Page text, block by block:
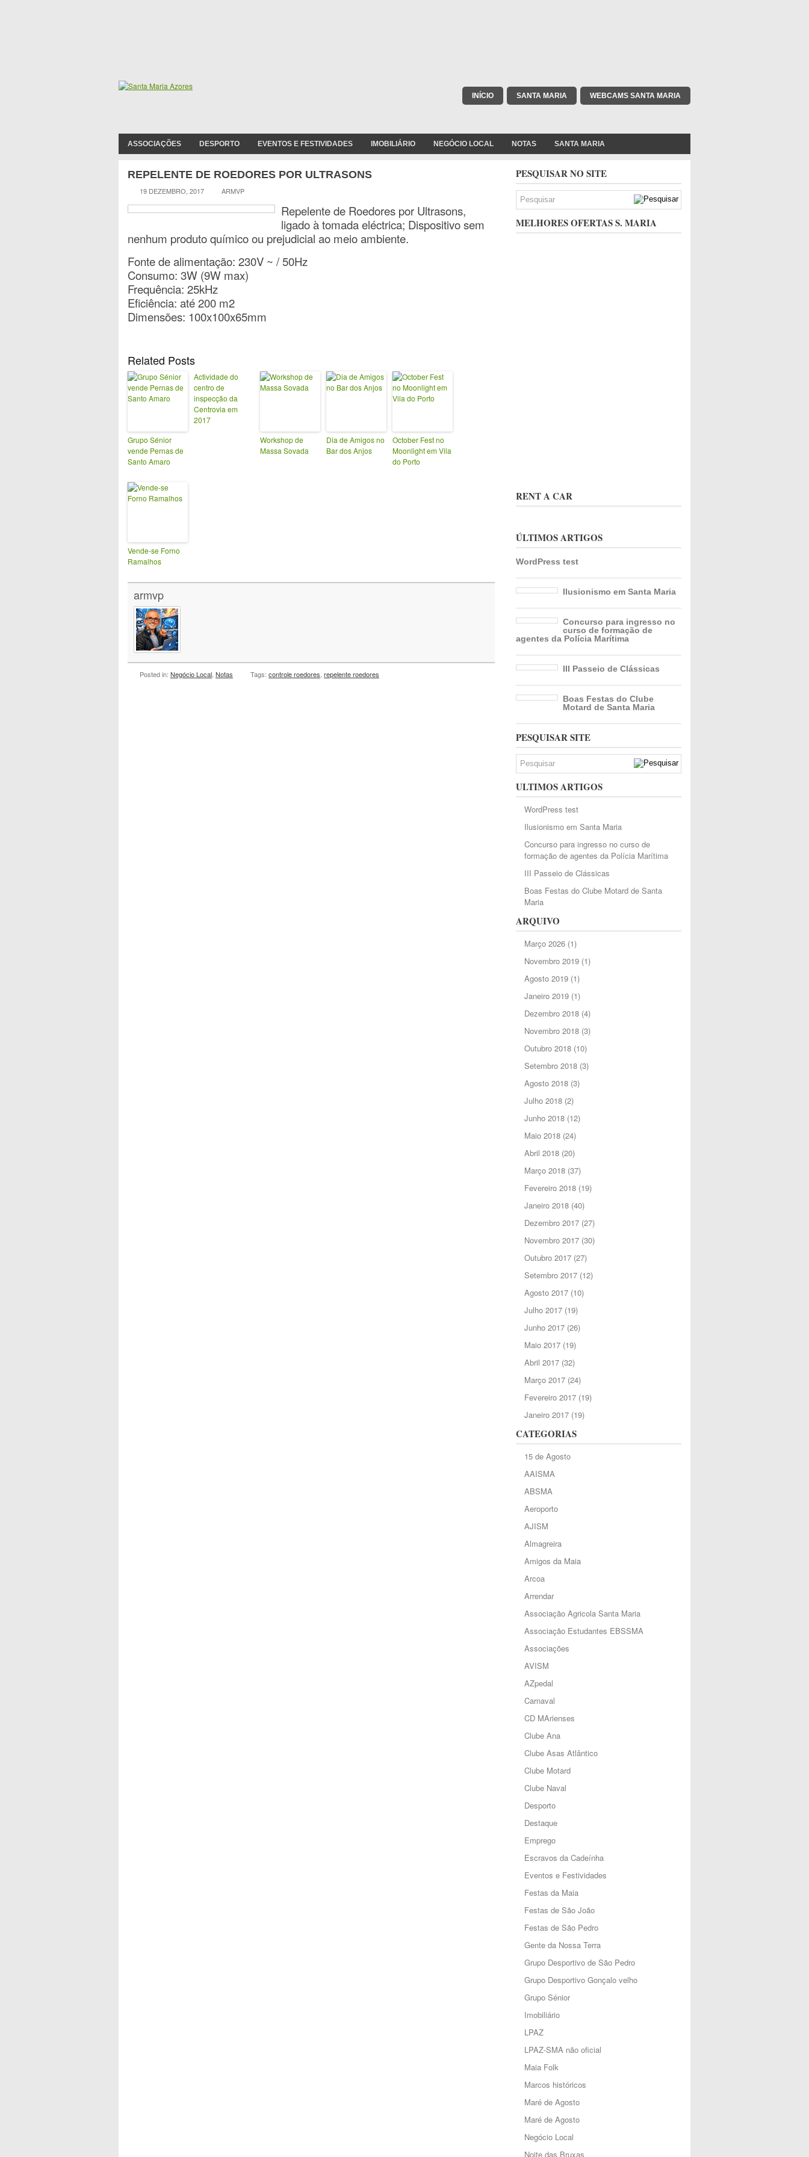
INÍCIO SANTA MARIA WEBCAMS SANTA MARIA
ASSOCIAÇÕES DESPORTO EVENTOS E FESTIVIDADES IMOBILIÁRIO NEGÓCIO LOCAL NOTAS SANTA MARIA
REPELENTE DE ROEDORES POR ULTRASONS
19 DEZEMBRO, 2017 ARMVP
Repelente de Roedores por Ultrasons,
ligado à tomada eléctrica; Dispositivo sem
nenhum produto químico ou prejudicial ao meio ambiente.
Fonte de alimentação: 230V ~ / 50Hz
Consumo: 3W (9W max)
Frequência: 25kHz
Eficiência: até 200 m2
Dimensões: 100x100x65mm
Related Posts
Grupo Sénior
vende Pernas de
Santo Amaro
Actividade do
centro de
inspecção da
Centrovia em
2017
Workshop de
Massa Sovada
Dia de Amigos no
Bar dos Anjos
October Fest no
Moonlight em Vila
do Porto
Vende-se Forno
Ramalhos
armvp
Posted in: Negócio Local Notas Tags: controle roedores repelente roedores
PESQUISAR NO SITE
MELHORES OFERTAS S. MARIA
RENT A CAR
ÚLTIMOS ARTIGOS
WordPress test
Ilusionismo em Santa Maria
Concurso para ingresso no
curso de formação de
agentes da Polícia Marítima
III Passeio de Clássicas
Boas Festas do Clube
Motard de Santa Maria
PESQUISAR SITE
ULTIMOS ARTIGOS
WordPress test
Ilusionismo em Santa Maria
Concurso para ingresso no curso de
formação de agentes da Polícia Marítima
III Passeio de Clássicas
Boas Festas do Clube Motard de Santa
Maria
ARQUIVO
Março 2026(1)
Novembro 2019(1)
Agosto 2019(1)
Janeiro 2019(1)
Dezembro 2018(4)
Novembro 2018(3)
Outubro 2018(10)
Setembro 2018(3)
Agosto 2018(3)
Julho 2018(2)
Junho 2018(12)
Maio 2018(24)
Abril 2018(20)
Março 2018(37)
Fevereiro 2018(19)
Janeiro 2018(40)
Dezembro 2017(27)
Novembro 2017(30)
Outubro 2017(27)
Setembro 2017(12)
Agosto 2017(10)
Julho 2017(19)
Junho 2017(26)
Maio 2017(19)
Abril 2017(32)
Março 2017(24)
Fevereiro 2017(19)
Janeiro 2017(19)
CATEGORIAS
15 de Agosto
AAISMA
ABSMA
Aeroporto
AJISM
Almagreira
Amigos da Maia
Arcoa
Arrendar
Associação Agricola Santa Maria
Associação Estudantes EBSSMA
Associações
AVISM
AZpedal
Carnaval
CD MArienses
Clube Ana
Clube Asas Atlântico
Clube Motard
Clube Naval
Desporto
Destaque
Emprego
Escravos da Cadeínha
Eventos e Festividades
Festas da Maia
Festas de São João
Festas de São Pedro
Gente da Nossa Terra
Grupo Desportivo de São Pedro
Grupo Desportivo Gonçalo velho
Grupo Sénior
Imobiliário
LPAZ
LPAZ-SMA não oficial
Maia Folk
Marcos históricos
Maré de Agosto
Maré de Agosto
Negócio Local
Noite das Bruxas